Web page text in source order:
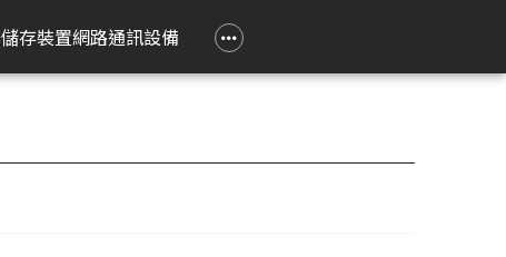
企業大宗採購專區企業禮贈品採購專區
碳粉匣
黑白雷射印表機
ASUS 華碩
Air
Swift Go
應用投影機
旗艦雷射
條碼標籤機
影像繪圖機
DesignJet
工作用螢幕
儲存裝置
SSD 固態硬碟
網路通訊設備
無線網狀路由器